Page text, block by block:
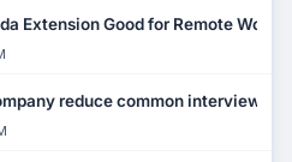
Extension Good for Remote Work?
reduce common interview